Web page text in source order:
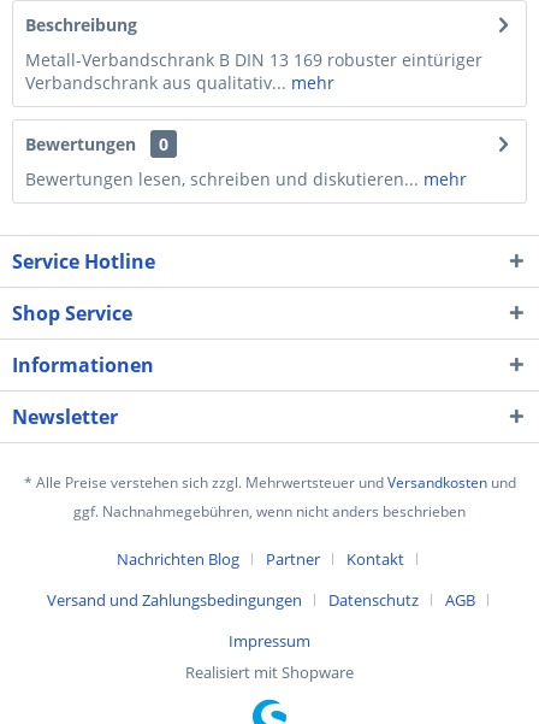
Beschreibung
Metall-Verbandschrank B DIN 13 169 robuster eintüriger
Verbandschrank aus qualitativ... mehr
Bewertungen
0
Bewertungen lesen, schreiben und diskutieren... mehr
Service Hotline
Shop Service
Informationen
Newsletter
* Alle Preise verstehen sich zzgl. Mehrwertsteuer undVersandkostenund
ggf. Nachnahmegebühren, wenn nicht anders beschrieben
Nachrichten Blog Partner
Kontakt
Versand und Zahlungsbedingungen
Datenschutz
AGB
Impressum
Realisiert mit Shopware